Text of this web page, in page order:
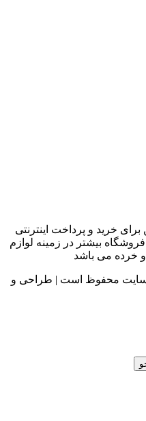
خرید و پرداخت اینترنتی
بیشتر در زمینه لوازم
خرده می باشد
سایت محفوظ است | طراحی و